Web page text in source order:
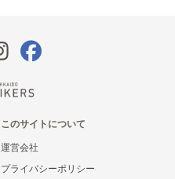
このサイトについて
運営会社
プライバシーポリシー